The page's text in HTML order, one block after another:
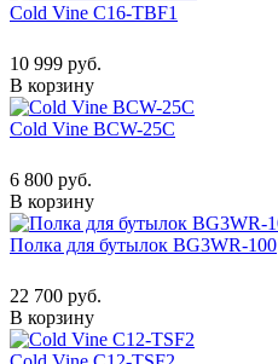
Cold Vine C16-TBF1
10 999 руб.
В корзину
Cold Vine BCW-25C
6 800 руб.
В корзину
Полка для бутылок BG3WR-100
22 700 руб.
В корзину